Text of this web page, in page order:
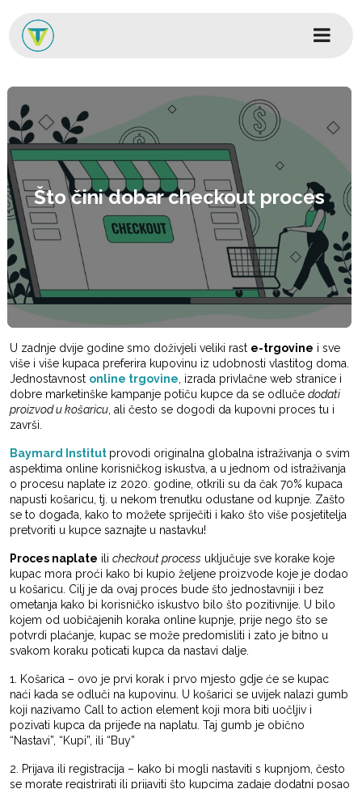
Glavni izbornik
Što čini dobar checkout proces
U zadnje dvije godine smo doživjeli veliki rast e-trgovine i sve
više i više kupaca preferira kupovinu iz udobnosti vlastitog doma.
Jednostavnost online trgovine , izrada privlačne web stranice i
dobre marketinške kampanje potiču kupce da se odluče dodati
proizvod u košaricu , ali često se dogodi da kupovni proces tu i
završi.
Baymard Institut provodi originalna globalna istraživanja o svim
aspektima online korisničkog iskustva, a u jednom od istraživanja
o procesu naplate iz 2020. godine, otkrili su da čak 70% kupaca
napusti košaricu, tj. u nekom trenutku odustane od kupnje. Zašto
se to događa, kako to možete spriječiti i kako što više posjetitelja
pretvoriti u kupce saznajte u nastavku!
Proces naplate ili checkout process uključuje sve korake koje
kupac mora proći kako bi kupio željene proizvode koje je dodao
u košaricu. Cilj je da ovaj proces bude što jednostavniji i bez
ometanja kako bi korisničko iskustvo bilo što pozitivnije. U bilo
kojem od uobičajenih koraka online kupnje, prije nego što se
potvrdi plaćanje, kupac se može predomisliti i zato je bitno u
svakom koraku poticati kupca da nastavi dalje.
1. Košarica – ovo je prvi korak i prvo mjesto gdje će se kupac
naći kada se odluči na kupovinu. U košarici se uvijek nalazi gumb
koji nazivamo Call to action element koji mora biti uočljiv i
pozivati kupca da prijeđe na naplatu. Taj gumb je obično
“Nastavi”, “Kupi”, ili “Buy”
2. Prijava ili registracija – kako bi mogli nastaviti s kupnjom, često
se morate registrirati ili prijaviti što kupcima zadaje dodatni posao